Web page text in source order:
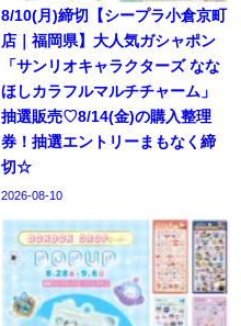
8/10(月)締切【シープラ小倉京町
店｜福岡県】大人気ガシャポン
「サンリオキャラクターズ なな
ほしカラフルマルチチャーム」
抽選販売♡8/14(金)の購入整理
券！抽選エントリーまもなく締
切☆
2026-08-10